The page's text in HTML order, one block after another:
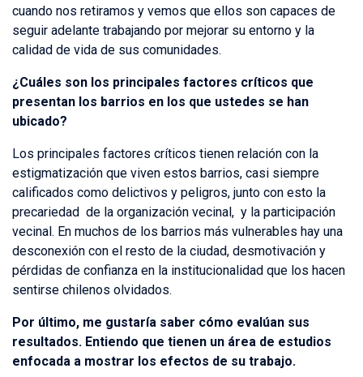
cuando nos retiramos y vemos que ellos son capaces de
seguir adelante trabajando por mejorar su entorno y la
calidad de vida de sus comunidades.
¿Cuáles son los principales factores críticos que
presentan los barrios en los que ustedes se han
ubicado?
Los principales factores críticos tienen relación con la
estigmatización que viven estos barrios, casi siempre
calificados como delictivos y peligros, junto con esto la
precariedad de la organización vecinal, y la participación
vecinal. En muchos de los barrios más vulnerables hay una
desconexión con el resto de la ciudad, desmotivación y
pérdidas de confianza en la institucionalidad que los hacen
sentirse chilenos olvidados.
Por último, me gustaría saber cómo evalúan sus
resultados. Entiendo que tienen un área de estudios
enfocada a mostrar los efectos de su trabajo.